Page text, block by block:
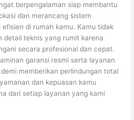
berpengalaman siap membantu
dan merancang sistem
di rumah kamu. Kamu tidak
detail teknis yang rumit karena
secara profesional dan cepat.
garansi resmi serta layanan
memberikan perlindungan total
dan kepuasan kamu
dari setiap layanan yang kami